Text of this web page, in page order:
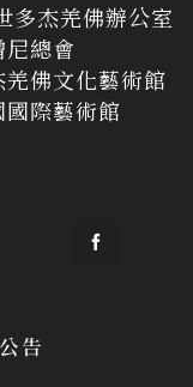
杰羌佛辦公室
總會
佛文化藝術館
際藝術館
告